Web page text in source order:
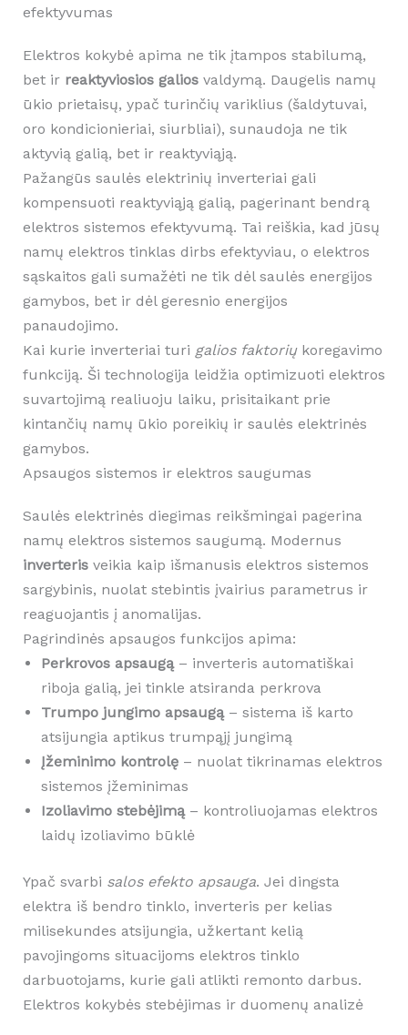
efektyvumas
Elektros kokybė apima ne tik įtampos stabilumą,
bet ir reaktyviosios galiosvaldymą. Daugelis namų
ūkio prietaisų, ypač turinčių variklius (šaldytuvai,
oro kondicionieriai, siurbliai), sunaudoja ne tik
aktyvią galią, bet ir reaktyviąją.
Pažangūs saulės elektrinių inverteriai gali
kompensuoti reaktyviąją galią, pagerinant bendrą
elektros sistemos efektyvumą. Tai reiškia, kad jūsų
namų elektros tinklas dirbs efektyviau, o elektros
sąskaitos gali sumažėti ne tik dėl saulės energijos
gamybos, bet ir dėl geresnio energijos
panaudojimo.
Kai kurie inverteriai turi galios faktoriųkoregavimo
funkciją. Ši technologija leidžia optimizuoti elektros
suvartojimą realiuoju laiku, prisitaikant prie
kintančių namų ūkio poreikių ir saulės elektrinės
gamybos.
Apsaugos sistemos ir elektros saugumas
Saulės elektrinės diegimas reikšmingai pagerina
namų elektros sistemos saugumą. Modernus
inverterisveikia kaip išmanusis elektros sistemos
sargybinis, nuolat stebintis įvairius parametrus ir
reaguojantis į anomalijas.
Pagrindinės apsaugos funkcijos apima:
Perkrovos apsaugą– inverteris automatiškai
riboja galią, jei tinkle atsiranda perkrova
Trumpo jungimo apsaugą– sistema iš karto
atsijungia aptikus trumpąjį jungimą
Įžeminimo kontrolę– nuolat tikrinamas elektros
sistemos įžeminimas
Izoliavimo stebėjimą– kontroliuojamas elektros
laidų izoliavimo būklė
Ypač svarbi salos efekto apsauga. Jei dingsta
elektra iš bendro tinklo, inverteris per kelias
milisekundes atsijungia, užkertant kelią
pavojingoms situacijoms elektros tinklo
darbuotojams, kurie gali atlikti remonto darbus.
Elektros kokybės stebėjimas ir duomenų analizė